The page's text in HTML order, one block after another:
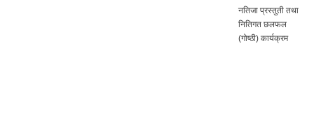
नतिजा प्रस्तुती तथा
नितिगत छलफल
(गोष्ठी) कार्यक्रम